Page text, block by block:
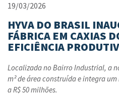
19/03/2026
HYVA DO BRASIL
FÁBRICA EM CAXIAS
EFICIÊNCIA
Localizada no Bairro Industrial, a
m² de área construída e integra
a R$ 50 milhões.